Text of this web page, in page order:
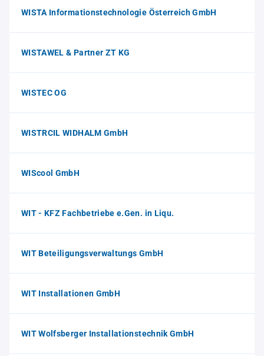
WISTA Informationstechnologie Österreich GmbH
WISTAWEL & Partner ZT KG
WISTEC OG
WISTRCIL WIDHALM GmbH
WIScool GmbH
WIT - KFZ Fachbetriebe e.Gen. in Liqu.
WIT Beteiligungsverwaltungs GmbH
WIT Installationen GmbH
WIT Wolfsberger Installationstechnik GmbH